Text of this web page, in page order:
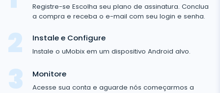
Aplicativo para Ver Mensagens de Outro celular
Keylogger
Informações do dispositivo
Whatsapp
Facebook Messenger
Zoom
Viber
Mídia social
Facebook
Snapchat
Rastreio de foto e vídeo
Internet
Histórico do navegador
Registre-se Escolha seu plano de assinatura. Conclua
a compra e receba o e-mail com seu login e senha.
Instale e Configure
Instale o uMobix em um dispositivo Android alvo.
Monitore
Acesse sua conta e aguarde nós começarmos a